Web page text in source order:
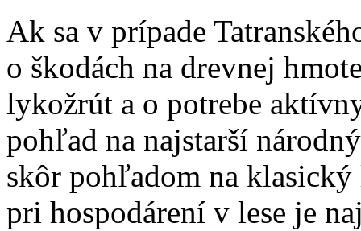
Ak sa v prípade
o škodách na drevnej
lykožrút a o potrebe
pohľad na najstarší
skôr pohľadom na
pri hospodárení v lese je